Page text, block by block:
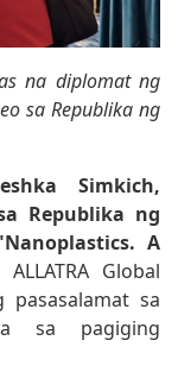
na diplomat ng
sa Republika ng
Simkich,
Republika ng
A
Global
pasasalamat sa
sa pagiging